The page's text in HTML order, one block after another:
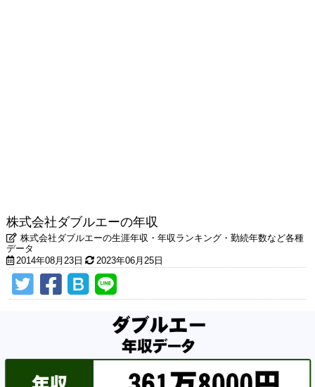
株式会社ダブルエーの年収
株式会社ダブルエーの生涯年収・年収ランキング・勤続年数など各種
データ
2014年08月23日
2023年06月25日